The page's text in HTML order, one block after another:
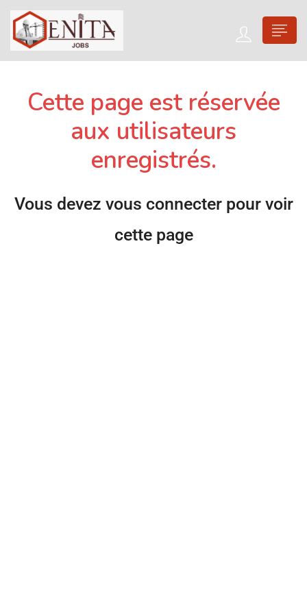
Cette page est réservée
aux utilisateurs
enregistrés.
Vous devez vous connecter pour voir
cette page